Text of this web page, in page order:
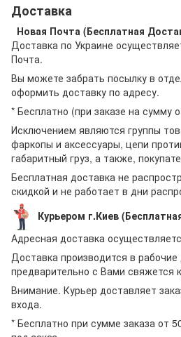
Доставка
Новая Почта (Бесплатная
Доставка по Украине
Почта.
Вы можете забрать посылку в
оформить доставку по адресу.
* Бесплатно (при заказе на сумму
Исключением являются группы
фаркопы и аксессуары, цепи
габаритный груз, а также,
Бесплатная доставка не
скидкой и не работает в дни
Курьером г.Киев
Адресная доставка
Доставка производится в
предварительно с Вами свяжется
Внимание. Курьер доставляет
входа.
* Бесплатно при сумме заказа от